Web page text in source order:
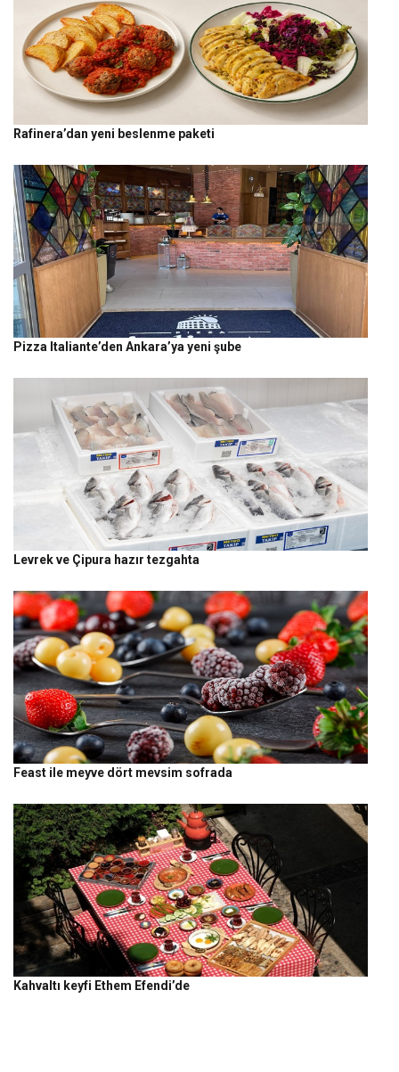
Rafinera’dan yeni beslenme paketi
Pizza Italiante’den Ankara’ya yeni şube
Levrek ve Çipura hazır tezgahta
Feast ile meyve dört mevsim sofrada
Kahvaltı keyfi Ethem Efendi’de